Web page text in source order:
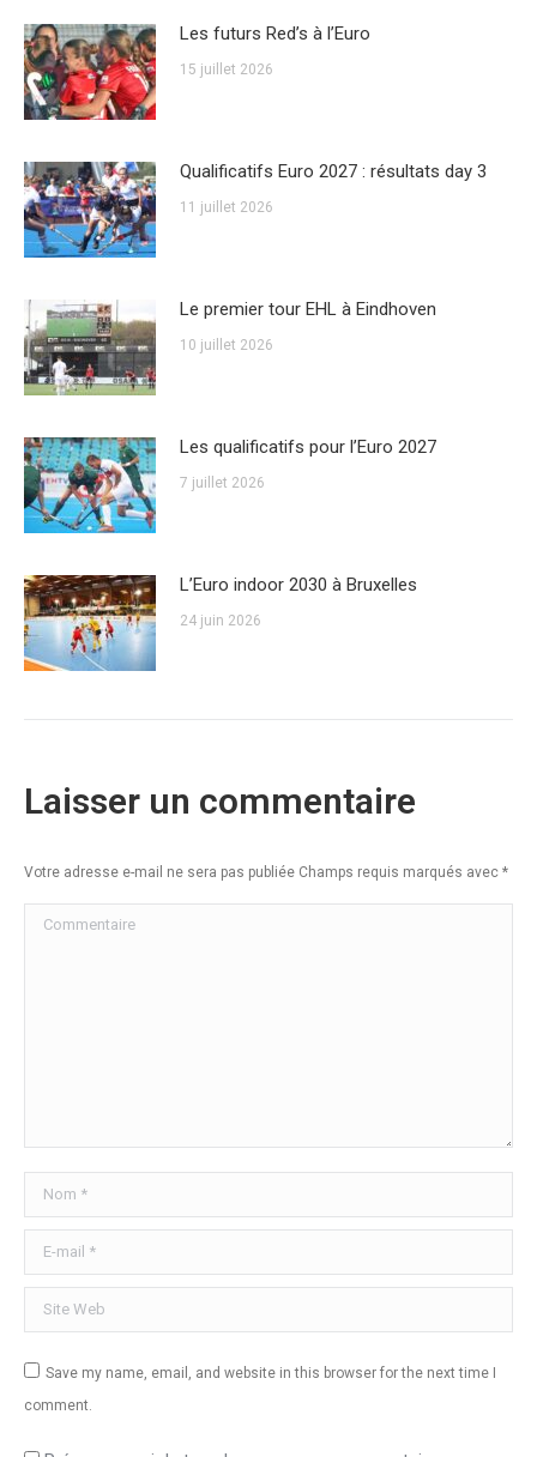
Les futurs Red’s à l’Euro
15 juillet 2026
Qualificatifs Euro 2027 : résultats day 3
11 juillet 2026
Le premier tour EHL à Eindhoven
10 juillet 2026
Les qualificatifs pour l’Euro 2027
7 juillet 2026
L’Euro indoor 2030 à Bruxelles
24 juin 2026
Laisser un commentaire
Votre adresse e-mail ne sera pas publiée Champs requis marqués avec *
Commentaire
Nom *
E-mail *
Site Web
Save my name, email, and website in this browser for the next time I
comment.